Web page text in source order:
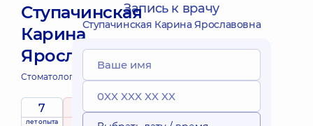
Ступачинская
Карина
Ярославовна
Стоматолог детский;
7
лет опыта
5 / 5
рейтингна основе
принимает
Запись к врачу
Ступачинская Карина Ярославовна